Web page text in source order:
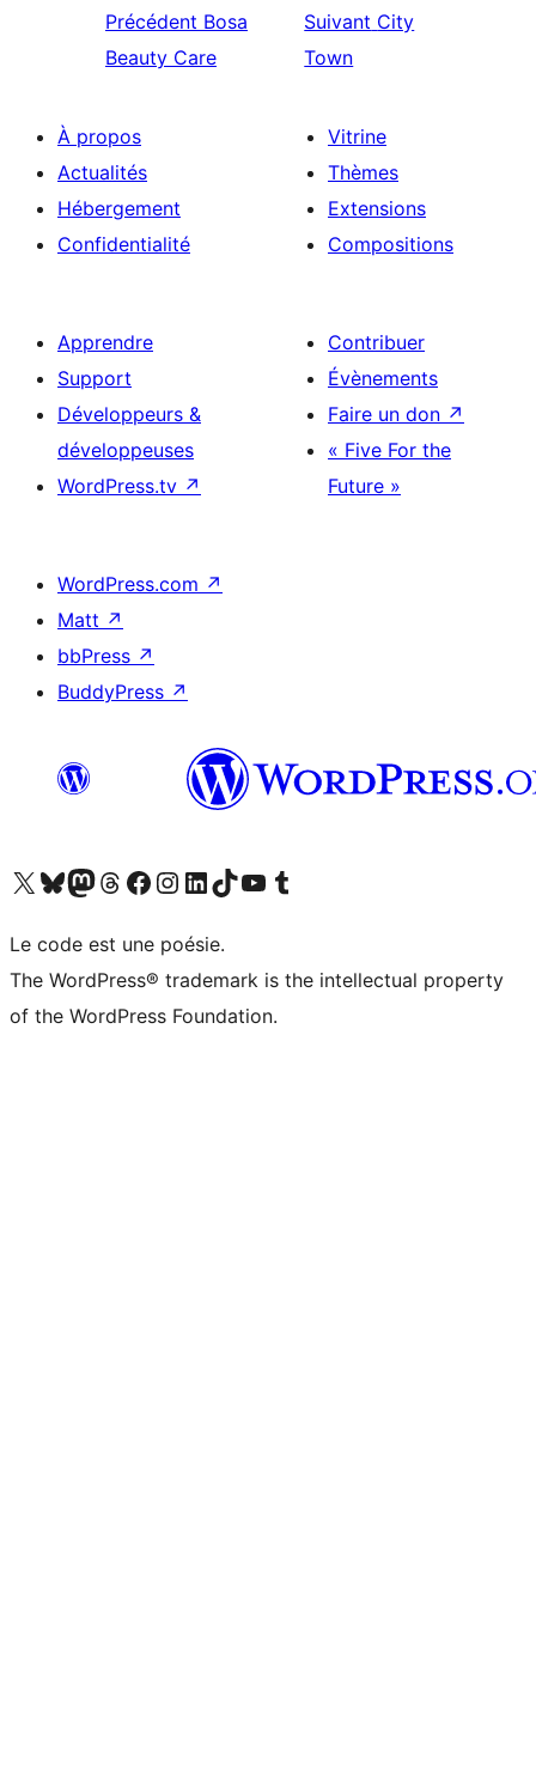
Précédent Bosa
Beauty Care
Suivant City
Town
À propos
Actualités
Hébergement
Confidentialité
Vitrine
Thèmes
Extensions
Compositions
Apprendre
Support
Développeurs &
développeuses
WordPress.tv ↗
Contribuer
Évènements
Faire un don ↗
« Five For the
Future »
WordPress.com ↗
Matt ↗
bbPress ↗
BuddyPress ↗
Visitez notre compte X (précédemment Twitter)
Visiter notre compte Bluesky
Visiter notre compte Mastodon
Visiter notre compte Threads
Consulter notre compte Facebook
Consulter notre compte Instagram
Consulter notre compte LinkedIn
Visiter notre compte TokTok
Visiter notre chaîne YouTube
Visiter notre compte Tumblr
Le code est une poésie.
The WordPress® trademark is the intellectual property
of the WordPress Foundation.